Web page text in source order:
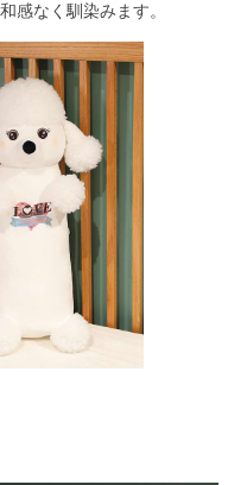
感なく馴染みます。